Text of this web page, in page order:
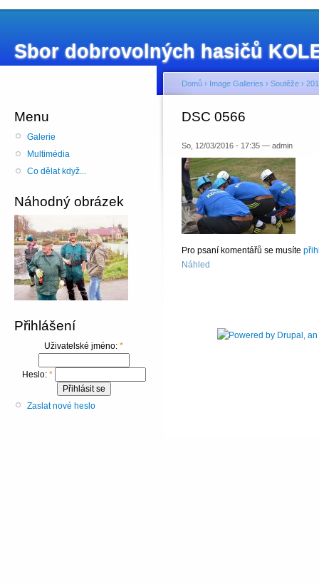
Sbor dobrovolných hasičů
Menu
Galerie
Multimédia
Co dělat když...
Náhodný obrázek
Přihlášení
Uživatelské jméno: *
Heslo: *
Zaslat nové heslo
Domů › Image Galleries › Soutěže ›
DSC 0566
So, 12/03/2016 - 17:35 — admin
Pro psaní komentářů se musíte
Náhled